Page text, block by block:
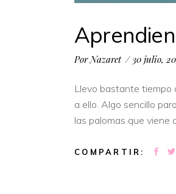
Por Nazaret 30 julio,
Llevo bastante tiempo
a ello. Algo sencillo
las palomas que viene
COMPARTIR: